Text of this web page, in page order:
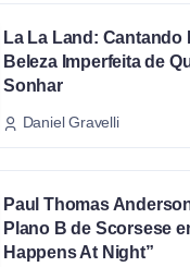
La La Land: Cantando
Beleza Imperfeita de
Sonhar
Daniel Gravelli
Paul Thomas
Plano B de Scorsese
Happens At Night”